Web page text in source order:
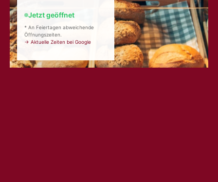
Jetzt geöffnet
* An Feiertagen abweichende
Öffnungszeiten.
→ Aktuelle Zeiten bei Google